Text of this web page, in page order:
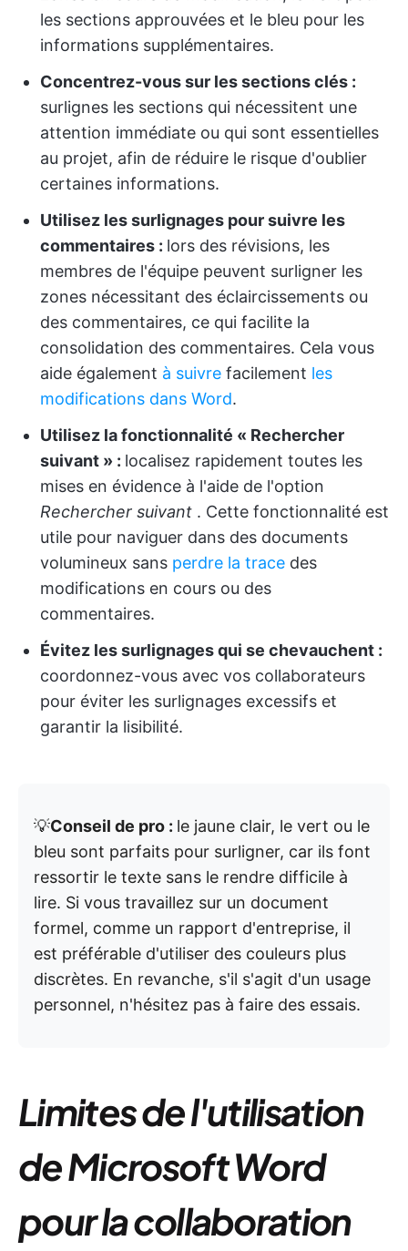
les sections approuvées et le bleu pour les
informations supplémentaires.
Concentrez-vous sur les sections clés :
surlignes les sections qui nécessitent une
attention immédiate ou qui sont essentielles
au projet, afin de réduire le risque d'oublier
certaines informations.
Utilisez les surlignages pour suivre les
commentaires : lors des révisions, les
membres de l'équipe peuvent surligner les
zones nécessitant des éclaircissements ou
des commentaires, ce qui facilite la
consolidation des commentaires. Cela vous
aide également à suivre facilement les
modifications dans Word.
Utilisez la fonctionnalité « Rechercher
suivant » : localisez rapidement toutes les
mises en évidence à l'aide de l'option
Rechercher suivant . Cette fonctionnalité est
utile pour naviguer dans des documents
volumineux sans perdre la trace des
modifications en cours ou des
commentaires.
Évitez les surlignages qui se chevauchent :
coordonnez-vous avec vos collaborateurs
pour éviter les surlignages excessifs et
garantir la lisibilité.
💡Conseil de pro : le jaune clair, le vert ou le
bleu sont parfaits pour surligner, car ils font
ressortir le texte sans le rendre difficile à
lire. Si vous travaillez sur un document
formel, comme un rapport d'entreprise, il
est préférable d'utiliser des couleurs plus
discrètes. En revanche, s'il s'agit d'un usage
personnel, n'hésitez pas à faire des essais.
Limites de l'utilisation
de Microsoft Word
pour la collaboration